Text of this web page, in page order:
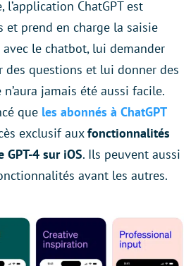
l’application ChatGPT est
prend en charge la saisie
le chatbot, lui demander
des questions et lui donner des
jamais été aussi facile.
que les abonnés à ChatGPT
exclusif auxfonctionnalités
4 sur iOS. Ils peuvent aussi
avant les autres.